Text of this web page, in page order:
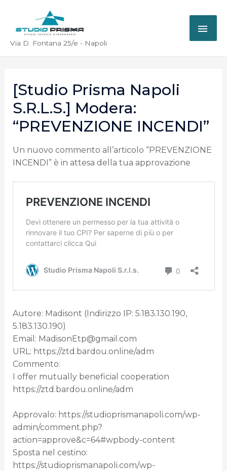
Via D. Fontana 25/e - Napoli
[Studio Prisma Napoli
S.r.l.s.] Modera:
“PREVENZIONE INCENDI”
Un nuovo commento all’articolo “PREVENZIONE
INCENDI” è in attesa della tua approvazione
Autore: Madisont (Indirizzo IP: 5.183.130.190,
5.183.130.190)
Email: MadisonEtp@gmail.com
URL: https://ztd.bardou.online/adm
Commento:
I offer mutually beneficial cooperation
https://ztd.bardou.online/adm
Approvalo: https://studioprismanapoli.com/wp-
admin/comment.php?
action=approve&c=64#wpbody-content
Sposta nel cestino:
https://studioprismanapoli.com/wp-